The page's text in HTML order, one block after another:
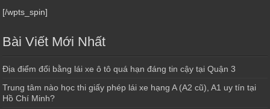
[/wpts_spin]
Bài Viết Mới Nhất
Địa điểm đổi bằng lái xe ô tô quá hạn đáng tin cậy tại Quận 3
Trung tâm nào học thi giấy phép lái xe hạng A (A2 cũ), A1 uy tín tại
Hồ Chí Minh?